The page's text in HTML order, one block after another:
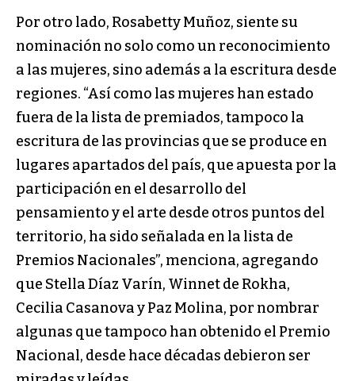
Por otro lado, Rosabetty Muñoz, siente su
nominación no solo como un reconocimiento
a las mujeres, sino además a la escritura desde
regiones. “Así como las mujeres han estado
fuera de la lista de premiados, tampoco la
escritura de las provincias que se produce en
lugares apartados del país, que apuesta por la
participación en el desarrollo del
pensamiento y el arte desde otros puntos del
territorio, ha sido señalada en la lista de
Premios Nacionales”, menciona, agregando
que Stella Díaz Varín, Winnet de Rokha,
Cecilia Casanova y Paz Molina, por nombrar
algunas que tampoco han obtenido el Premio
Nacional, desde hace décadas debieron ser